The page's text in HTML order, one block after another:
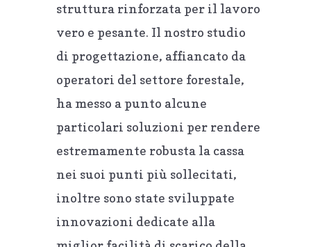
struttura rinforzata per il lavoro
vero e pesante. Il nostro studio
di progettazione, affiancato da
operatori del settore forestale,
ha messo a punto alcune
particolari soluzioni per rendere
estremamente robusta la cassa
nei suoi punti più sollecitati,
inoltre sono state sviluppate
innovazioni dedicate alla